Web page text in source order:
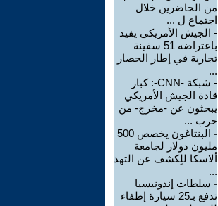
من الحاضرين خلال
اجتماع ل ...
- الجيش الأمريكي يفيد
باعتراضه 51 سفينة
تجارية في إطار الحصار
...
-
شبكة -CNN-: كبار
قادة الجيش الأمريكي
يبحثون عن -مخرج- من
حرب ...
-
البنتاغون يخصص 500
مليون دولار لجامعة
ألاسكا للِكشف عن التهد
...
- سلطات إندونيسيا
تدفع بـ25 سيارة إطفاء